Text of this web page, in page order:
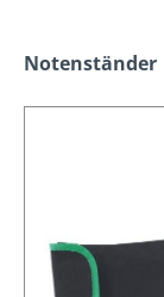
Produktgalerie
Notenständer